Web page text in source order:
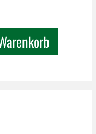
Wert ein oder
Classico Superiore